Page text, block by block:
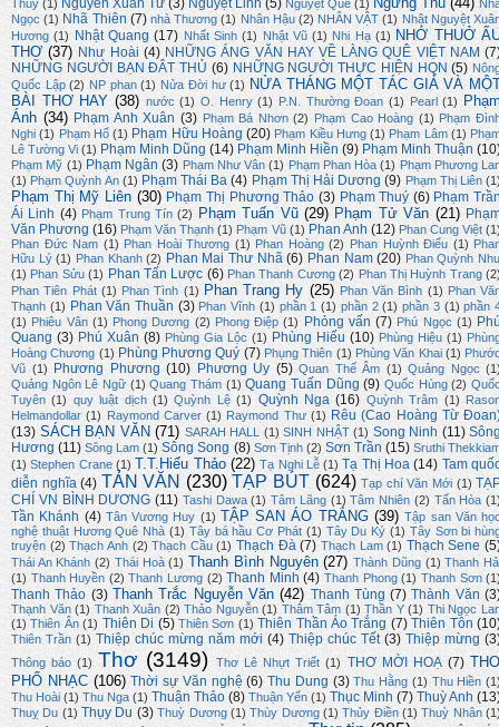
Thủy (1) Nguyễn Xuân Tư (3) Nguyệt Linh (5) Nguyệt Quế (1)
Ngọc (1) Nhã Thiên (7) nhà Thương (1) Nhân Hậu (2) NHÂN VẬT (1) Nhật Nguyệt
Hương (1) Nhật Quang (17) Nhất Sinh (1) Nhật Vũ (1) Nhi Hạ (1) NHỚ THUỞ
THƠ (37) Như Hoài (4) NHỮNG ÁNG VĂN HAY VỀ LÀNG QUÊ VIỆT NAM
NHỮNG NGƯỜI BẠN ĐÂT THỦ (6) NHỮNG NGƯỜI THỰC HIỆN HQN (5)
Quốc Lập (2) NP phan (1) Nửa Đời hư (1) NỬA THÁNG MỘT TÁC GIẢ VÀ
BÀI THƠ HAY (38) nước (1) O. Henry (1) P.N. Thường Đoan (1) Pearl (1)
Ánh (34) Phạm Anh Xuân (3) Phạm Bá Nhơn (2) Phạm Cao Hoàng (1) Phạm
Nghi (1) Phạm Hổ (1) Phạm Hữu Hoàng (20) Phạm Kiều Hưng (1) Phạm Lâm (1)
Lê Tường Vi (1) Phạm Minh Dũng (14) Phạm Minh Hiền (9) Phạm Minh Thuận
Phạm Mỹ (1) Phạm Ngân (3) Phạm Như Vân (1) Phạm Phan Hòa (1) Phạm Phương
(1) Phạm Quỳnh An (1) Phạm Thái Ba (4) Phạm Thị Hải Dương (9) Phạm Thị Liên
Phạm Thị Mỹ Liên (30) Phạm Thị Phương Thảo (3) Phạm Thuý (6) Phạm
Ái Linh (4) Phạm Trung Tín (2) Phạm Tuấn Vũ (29) Phạm Tử Văn (21)
Văn Phương (16) Phạm Văn Thạnh (1) Phạm Vũ (1) Phan Anh (12) Phan Cung Việt
Phan Đức Nam (1) Phan Hoài Thương (1) Phan Hoàng (2) Phan Huỳnh Điểu (1)
Hữu Lý (1) Phan Khanh (2) Phan Mai Thư Nhã (6) Phan Nam (20) Phan Quỳnh
(1) Phan Sửu (1) Phan Tấn Lược (6) Phan Thanh Cương (2) Phan Thị Huỳnh Trang
Phan Tiên Phát (1) Phan Tình (1) Phan Trang Hy (25) Phan Văn Bình (1) Phan
Thạnh (1) Phan Văn Thuần (3) Phan Vĩnh (1) phần 1 (1) phần 2 (1) phần 3 (1) phần
(1) Phiêu Vân (1) Phong Dương (2) Phong Điệp (1) Phỏng vấn (7) Phú Ngọc (1)
Quang (3) Phú Xuân (8) Phùng Gia Lộc (1) Phùng Hiếu (10) Phùng Hiệu (1)
Hoàng Chương (1) Phùng Phương Quý (7) Phụng Thiên (1) Phùng Văn Khai (1)
Vũ (1) Phương Phương (10) Phương Uy (5) Quan Thế Âm (1) Quảng Ngọc
Quảng Ngôn Lê Ngữ (1) Quang Thám (1) Quang Tuấn Dũng (9) Quốc Hùng (2)
Tuyên (1) quy luật dịch (1) Quỳnh Lệ (1) Quỳnh Nga (16) Quỳnh Trâm (1)
Helmandollar (1) Raymond Carver (1) Raymond Thư (1) Rêu (Cao Hoàng Từ
(13) SÁCH BẠN VĂN (71) SARAH HALL (1) SINH NHẬT (1) Song Ninh (11)
Hương (11) Sông Lam (1) Sông Song (8) Sơn Tịnh (2) Sơn Trần (15) Sruthi
(1) Stephen Crane (1) T.T.Hiếu Thảo (22) Tạ Nghi Lễ (1) Tạ Thị Hoa (14) Tam
diễn nghĩa (4) TẢN VĂN (230) TẠP BÚT (624) Tạp chí Văn Mới (1)
CHÍ VN BÌNH DƯƠNG (11) Tashi Dawa (1) Tâm Lãng (1) Tâm Nhiên (2) Tấn Hòa
Tần Khánh (4) Tân Vương Huy (1) TẬP SAN ÁO TRẮNG (39) Tập san Văn
nghệ thuật Hương Quê Nhà (1) Tây bá hầu Cơ Phát (1) Tây Du Ký (1) Tây Sơn bi
truyện (2) Thạch Anh (2) Thạch Cầu (1) Thạch Đà (7) Thạch Lam (1) Thạch Sene
Thái An Khánh (2) Thái Hoà (1) Thanh Bình Nguyên (27) Thành Dũng (1) Thanh
(1) Thanh Huyền (2) Thanh Lương (2) Thanh Minh (4) Thanh Phong (1) Thanh Sơn
Thanh Thảo (3) Thanh Trắc Nguyễn Văn (42) Thanh Tùng (7) Thành Văn
Thạnh Văn (1) Thanh Xuân (2) Thảo Nguyễn (1) Thâm Tâm (1) Thần Y (1) Thi Ngọc
(1) Thiên Ân (1) Thiên Di (5) Thiên Sơn (1) Thiên Thần Áo Trắng (7) Thiên Tôn
Thiên Trần (1) Thiệp chúc mừng năm mới (4) Thiệp chúc Tết (3) Thiệp mừng
Thông báo (1) Thơ (3149) Thơ Lê Nhựt Triết (1) THƠ MỜI HOẠ (7)
PHỔ NHẠC (106) Thời sự Văn nghệ (6) Thu Dung (3) Thu Hằng (1) Thu Hiền
Thu Hoài (1) Thu Nga (1) Thuận Thảo (8) Thuận Yến (1) Thục Minh (7) Thuỳ Anh
Thuỵ Du (1) Thụy Du (3) Thuỳ Dương (1) Thùy Dương (1) Thủy Điền (1) Thuỳ Nhân